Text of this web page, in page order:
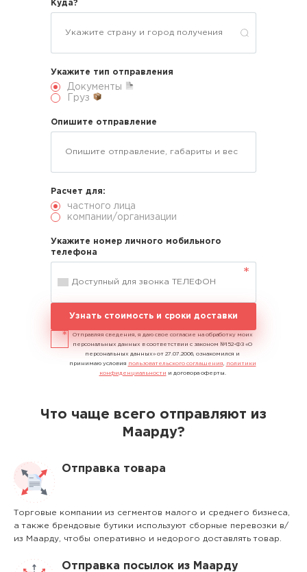
Куда?
Укажите тип отправления
Документы
Груз
Опишите отправление
Расчет для:
частного лица
компании/организации
Укажите номер личного мобильного
телефона
Узнать стоимость и сроки доставки
Отправляя сведения, я даю свое согласие на обработку моих
персональных данных в соответствии с законом №152-ФЗ «О
персональных данных» от 27.07.2006, ознакомился и
принимаю условия пользовательского соглашения
политики
конфиденциальности и договора оферты.
Что чаще всего отправляют из
Маарду?
Отправка товара
Торговые компании из сегментов малого и среднего бизнеса,
а также брендовые бутики используют сборные перевозки в/
из Маарду, чтобы оперативно и недорого доставлять товар.
Отправка посылок из Маарду